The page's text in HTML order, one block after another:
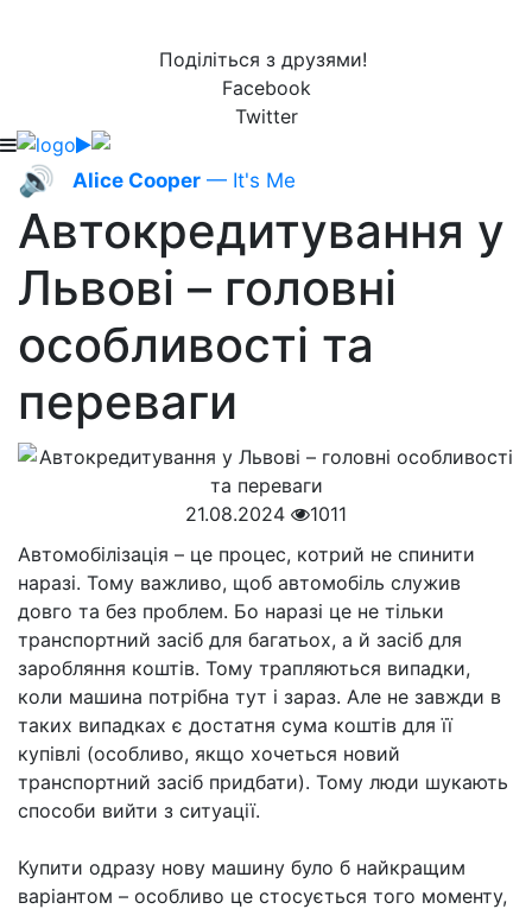
Поділіться з друзями!
Facebook
Twitter
🔊 Alice Cooper — It's Me
Автокредитування у
Львові – головні
особливості та
переваги
21.08.2024
1011
Автомобілізація – це процес, котрий не спинити
наразі. Тому важливо, щоб автомобіль служив
довго та без проблем. Бо наразі це не тільки
транспортний засіб для багатьох, а й засіб для
заробляння коштів. Тому трапляються випадки,
коли машина потрібна тут і зараз. Але не завжди в
таких випадках є достатня сума коштів для її
купівлі (особливо, якщо хочеться новий
транспортний засіб придбати). Тому люди шукають
способи вийти з ситуації.
Купити одразу нову машину було б найкращим
варіантом – особливо це стосується того моменту,